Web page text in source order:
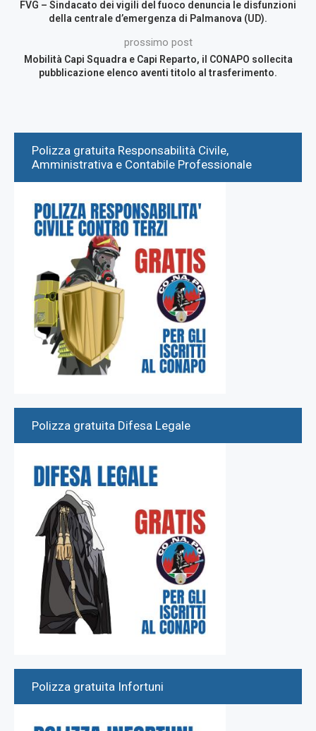
FVG – Sindacato dei vigili del fuoco denuncia le disfunzioni
della centrale d’emergenza di Palmanova (UD).
prossimo post
Mobilità Capi Squadra e Capi Reparto, il CONAPO sollecita
pubblicazione elenco aventi titolo al trasferimento.
Polizza gratuita Responsabilità Civile,
Amministrativa e Contabile Professionale
Polizza gratuita Difesa Legale
Polizza gratuita Infortuni